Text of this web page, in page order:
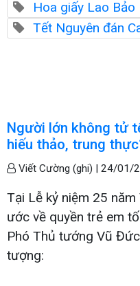
Hoa giấy Lao Bảo
Tết Nguyên đán
Người lớn không tử
hiếu thảo, trung
Viết Cường (ghi) | 24/01/
Tại Lễ kỷ niệm 25
ước về quyền trẻ em
Phó Thủ tướng Vũ
tượng: